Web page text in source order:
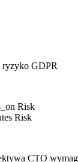
GDPR
Risk
Risk
CTO